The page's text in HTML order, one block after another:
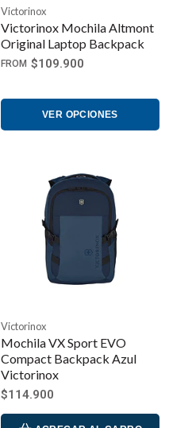
Victorinox
Victorinox Mochila Altmont
Original Laptop Backpack
FROM $109.900
VER OPCIONES
Victorinox
Mochila VX Sport EVO
Compact Backpack Azul
Victorinox
$114.900